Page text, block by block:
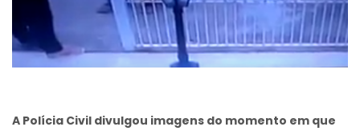
A Polícia Civil divulgou imagens do momento em que